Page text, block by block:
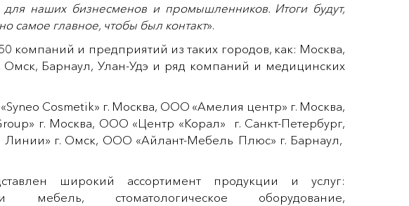
наших бизнесменов и промышленников. Итоги будут,
самое главное, чтобы был контакт».
компаний и предприятий из таких городов, как: Москва,
Омск, Барнаул, Улан-Удэ и ряд компаний и медицинских
Cosmetik» г. Москва, ООО «Амелия центр» г. Москва,
г. Москва, ООО «Центр «Корал» г. Санкт-Петербург,
г. Омск, ООО «Айлант-Мебель Плюс» г. Барнаул,
широкий ассортимент продукции и услуг:
стоматологическое оборудование,